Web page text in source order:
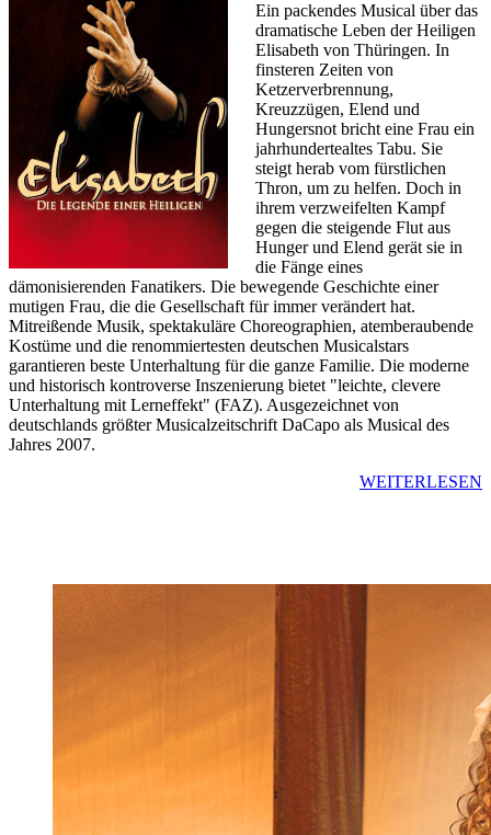
Ein packendes Musical über das
dramatische Leben der Heiligen
Elisabeth von Thüringen. In
finsteren Zeiten von
Ketzerverbrennung,
Kreuzzügen, Elend und
Hungersnot bricht eine Frau ein
jahrhundertealtes Tabu. Sie
steigt herab vom fürstlichen
Thron, um zu helfen. Doch in
ihrem verzweifelten Kampf
gegen die steigende Flut aus
Hunger und Elend gerät sie in
die Fänge eines
dämonisierenden Fanatikers. Die bewegende Geschichte einer
mutigen Frau, die die Gesellschaft für immer verändert hat.
Mitreißende Musik, spektakuläre Choreographien, atemberaubende
Kostüme und die renommiertesten deutschen Musicalstars
garantieren beste Unterhaltung für die ganze Familie. Die moderne
und historisch kontroverse Inszenierung bietet "leichte, clevere
Unterhaltung mit Lerneffekt" (FAZ). Ausgezeichnet von
deutschlands größter Musicalzeitschrift DaCapo als Musical des
Jahres 2007.
WEITERLESEN